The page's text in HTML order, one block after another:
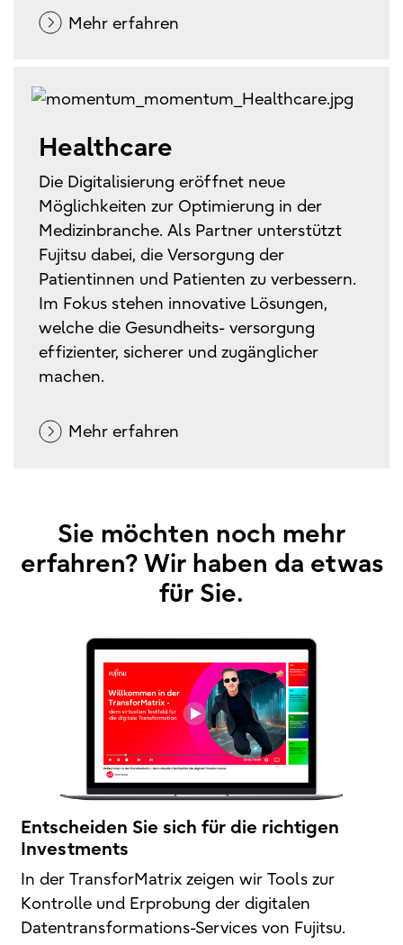
Mehr erfahren
Healthcare
Die Digitalisierung eröffnet neue
Möglichkeiten zur Optimierung in der
Medizinbranche. Als Partner unterstützt
Fujitsu dabei, die Versorgung der
Patientinnen und Patienten zu verbessern.
Im Fokus stehen innovative Lösungen,
welche die Gesundheits- versorgung
effizienter, sicherer und zugänglicher
machen.
Mehr erfahren
Sie möchten noch mehr
erfahren? Wir haben da etwas
für Sie.
Entscheiden Sie sich für die richtigen
Investments
In der TransforMatrix zeigen wir Tools zur
Kontrolle und Erprobung der digitalen
Datentransformations-Services von Fujitsu.